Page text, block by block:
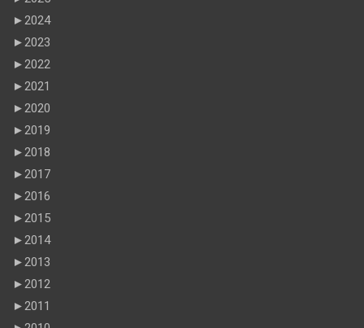
►2024
►2023
►2022
►2021
►2020
►2019
►2018
►2017
►2016
►2015
►2014
►2013
►2012
►2011